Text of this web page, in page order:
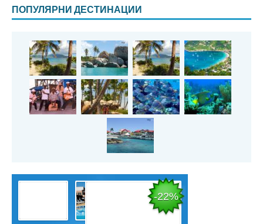
ПОПУЛЯРНИ ДЕСТИНАЦИИ